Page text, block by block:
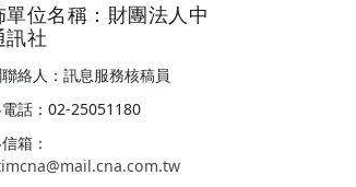
單位名稱：財團法人中
訊社
絡人：訊息服務核稿員
話：02-25051180
箱：